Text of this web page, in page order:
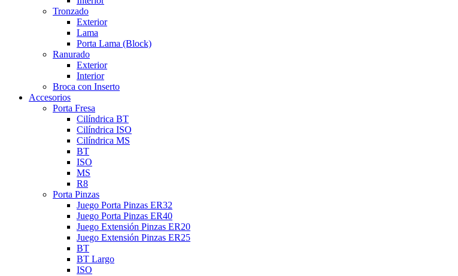
Tronzado
Exterior
Lama
Porta Lama (Block)
Ranurado
Exterior
Interior
Broca con Inserto
Accesorios
Porta Fresa
Cilíndrica BT
Cilíndrica ISO
Cilíndrica MS
BT
ISO
MS
R8
Porta Pinzas
Juego Porta Pinzas ER32
Juego Porta Pinzas ER40
Juego Extensión Pinzas ER20
Juego Extensión Pinzas ER25
BT
BT Largo
ISO